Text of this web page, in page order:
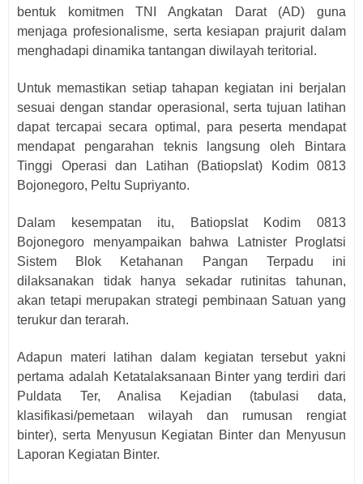
bentuk komitmen TNI Angkatan Darat (AD) guna
menjaga profesionalisme, serta kesiapan prajurit dalam
menghadapi dinamika tantangan diwilayah teritorial.
Untuk memastikan setiap tahapan kegiatan ini berjalan
sesuai dengan standar operasional, serta tujuan latihan
dapat tercapai secara optimal, para peserta mendapat
mendapat pengarahan teknis langsung oleh Bintara
Tinggi Operasi dan Latihan (Batiopslat) Kodim 0813
Bojonegoro, Peltu Supriyanto.
Dalam kesempatan itu, Batiopslat Kodim 0813
Bojonegoro menyampaikan bahwa Latnister Proglatsi
Sistem Blok Ketahanan Pangan Terpadu ini
dilaksanakan tidak hanya sekadar rutinitas tahunan,
akan tetapi merupakan strategi pembinaan Satuan yang
terukur dan terarah.
Adapun materi latihan dalam kegiatan tersebut yakni
pertama adalah Ketatalaksanaan Binter yang terdiri dari
Puldata Ter, Analisa Kejadian (tabulasi data,
klasifikasi/pemetaan wilayah dan rumusan rengiat
binter), serta Menyusun Kegiatan Binter dan Menyusun
Laporan Kegiatan Binter.